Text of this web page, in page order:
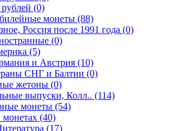
рублей (0)
монеты (88)
Россия после 1991 года (0)
(0)
(5)
и Австрия (10)
СНГ и Балтии (0)
жетоны (0)
выпуски, Колл.. (114)
монеты (54)
монетах (40)
(17)